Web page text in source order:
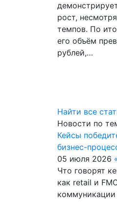
рост,
темпов. По
его объём
рублей,…
Найти все
Новости по
Кейсы
бизнес-
05 июля 2026
Что говорят
как retail и